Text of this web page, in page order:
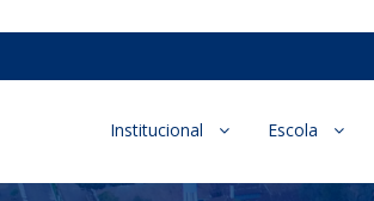
Institucional Escola